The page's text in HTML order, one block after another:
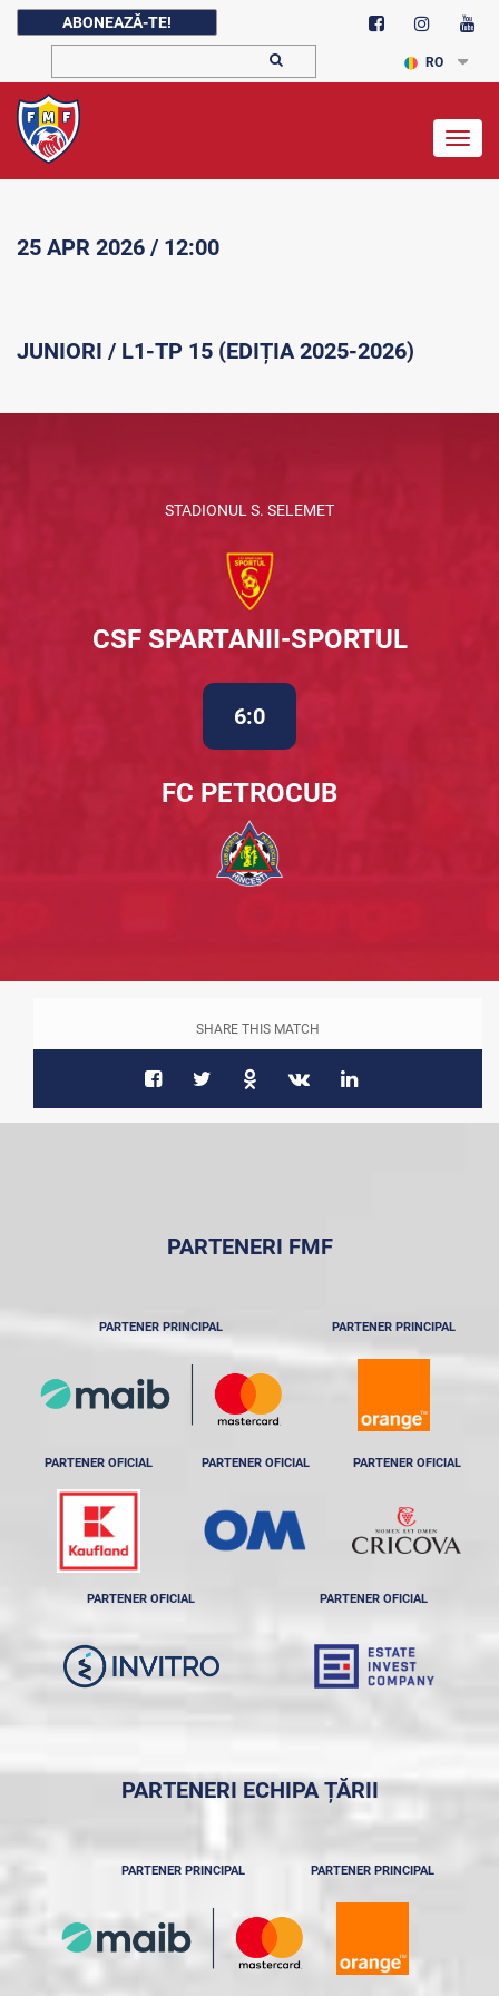
ABONEAZĂ-TE!
RO
25 APR 2026 / 12:00
JUNIORI / L1-TP 15 (EDIȚIA 2025-2026)
STADIONUL S. SELEMET
CSF SPARTANII-SPORTUL
6:0
FC PETROCUB
SHARE THIS MATCH
PARTENERI FMF
PARTENER PRINCIPAL PARTENER PRINCIPAL
PARTENER OFICIAL PARTENER OFICIAL PARTENER OFICIAL
PARTENER OFICIAL PARTENER OFICIAL
PARTENERI ECHIPA ȚĂRII
PARTENER PRINCIPAL PARTENER PRINCIPAL